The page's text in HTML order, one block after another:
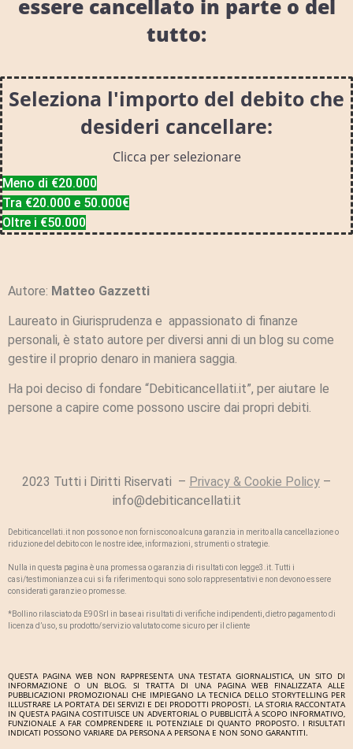
essere cancellato in parte o del
tutto:
Seleziona l'importo del debito che
desideri cancellare:
Clicca per selezionare
Meno di €20.000
Tra €20.000 e 50.000€
Oltre i €50.000
Autore: Matteo Gazzetti
Laureato in Giurisprudenza e appassionato di finanze
personali, è stato autore per diversi anni di un blog su come
gestire il proprio denaro in maniera saggia.
Ha poi deciso di fondare “Debiticancellati.it”, per aiutare le
persone a capire come possono uscire dai propri debiti.
2023 Tutti i Diritti Riservati – Privacy & Cookie Policy –
info@debiticancellati.it
Debiticancellati.it non possono e non forniscono alcuna garanzia in merito alla cancellazione o
riduzione del debito con le nostre idee, informazioni, strumenti o strategie.
Nulla in questa pagina è una promessa o garanzia di risultati con legge3.it. Tutti i
casi/testimonianze a cui si fa riferimento qui sono solo rappresentativi e non devono essere
considerati garanzie o promesse.
*Bollino rilasciato da E90 Srl in base ai risultati di verifiche indipendenti, dietro pagamento di
licenza d’uso, su prodotto/servizio valutato come sicuro per il cliente
QUESTA PAGINA WEB NON RAPPRESENTA UNA TESTATA GIORNALISTICA, UN SITO DI
INFORMAZIONE O UN BLOG. SI TRATTA DI UNA PAGINA WEB FINALIZZATA ALLE
PUBBLICAZIONI PROMOZIONALI CHE IMPIEGANO LA TECNICA DELLO STORYTELLING PER
ILLUSTRARE LA PORTATA DEI SERVIZI E DEI PRODOTTI PROPOSTI. LA STORIA RACCONTATA
IN QUESTA PAGINA COSTITUISCE UN ADVERTORIAL O PUBBLICITÀ A SCOPO INFORMATIVO,
FUNZIONALE A FAR COMPRENDERE IL POTENZIALE DI QUANTO PROPOSTO. I RISULTATI
INDICATI POSSONO VARIARE DA PERSONA A PERSONA E NON SONO GARANTITI.